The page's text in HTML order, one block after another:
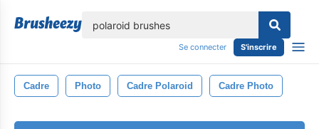
Se connecter S'inscrire
Cadre Photo Cadre Polaroid Cadre Photo